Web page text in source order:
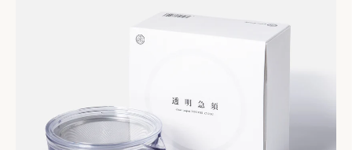
包装は、「風呂敷 白／風呂敷 エンジ／風呂敷 紺／長場雄 千
利休イラスト巻紙／Taku Bannai 包装紙」の５種類からお
選びください。
ご指定の包装にお包みしてお届けいたします。